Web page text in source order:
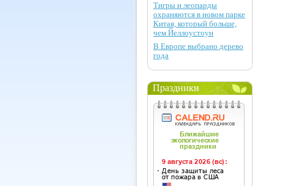
Тигры и леопарды
охраняются в новом парке
Китая, который больше,
чем Йеллоустоун
В Европе выбрано дерево
года
Праздники